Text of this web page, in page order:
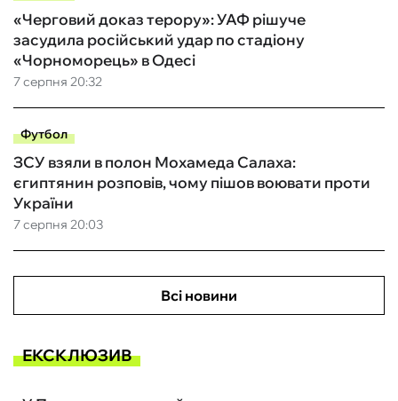
7 серпня 20:32
«Черговий доказ терору»: УАФ рішуче
засудила російський удар по стадіону
«Чорноморець» в Одесі
Футбол
7 серпня 20:03
ЗСУ взяли в полон Мохамеда Салаха:
єгиптянин розповів, чому пішов воювати проти
України
Всі новини
ЕКСКЛЮЗИВ